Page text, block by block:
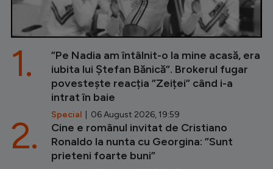
”Pe Nadia am întâlnit-o la mine acasă, era
iubita lui Ștefan Bănică”. Brokerul fugar
povestește reacția ”Zeiței” când i-a
intrat în baie
Special | 06 August 2026, 19:59
1.
Cine e românul invitat de Cristiano
Ronaldo la nunta cu Georgina: ”Sunt
prieteni foarte buni”
2.